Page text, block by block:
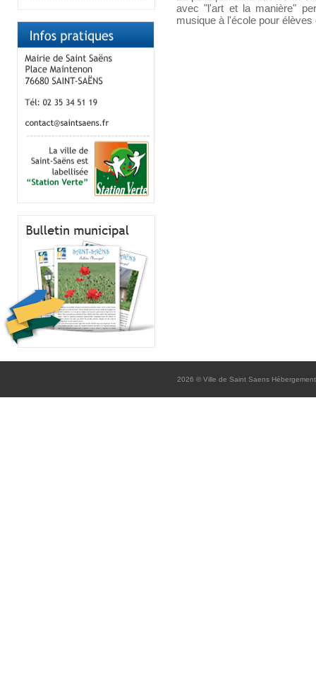
avec "l'art et la manière"
musique à l'école pour
2026 © Ville de Saint Saens